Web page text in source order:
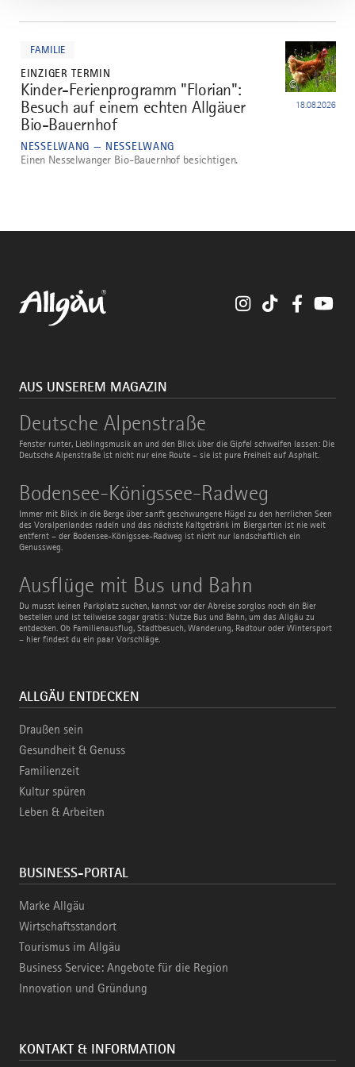
FAMILIE
EINZIGER TERMIN
3
Kinder-Ferienprogramm "Florian":
Besuch auf einem echten Allgäuer
Bio-Bauernhof
NESSELWANG — NESSELWANG
18.08.2026
©
Einen Nesselwanger Bio-Bauernhof besichtigen.
InstagramTikTok
AUS UNSEREM MAGAZIN
Deutsche Alpenstraße
Fenster runter, Lieblingsmusik an und den Blick über die Gipfel schweifen lassen: Die
Deutsche Alpenstraße ist nicht nur eine Route – sie ist pure Freiheit auf Asphalt.
Deutsche
Alpenstraße
Bodensee-Königssee-Radweg
Immer mit Blick in die Berge über sanft geschwungene Hügel zu den herrlichen Seen
des Voralpenlandes radeln und das nächste Kaltgetränk im Biergarten ist nie weit
entfernt – der Bodensee-Königssee-Radweg ist nicht nur landschaftlich ein
Genussweg.
Bodensee-
Königssee-
Radweg
Ausflüge mit Bus und Bahn
Du musst keinen Parkplatz suchen, kannst vor der Abreise sorglos noch ein Bier
bestellen und ist teilweise sogar gratis: Nutze Bus und Bahn, um das Allgäu zu
entdecken. Ob Familienausflug, Stadtbesuch, Wanderung, Radtour oder Wintersport
– hier findest du ein paar Vorschläge.
Ausflüge
mit
Bus
und
Bahn
ALLGÄU ENTDECKEN
Draußen sein
Gesundheit & Genuss
Familienzeit
Kultur spüren
Leben & Arbeiten
BUSINESS-PORTAL
Marke Allgäu
Wirtschaftsstandort
Tourismus im Allgäu
Business Service: Angebote für die Region
Innovation und Gründung
KONTAKT & INFORMATION